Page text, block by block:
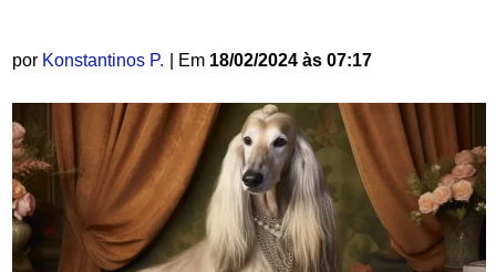
por Konstantinos P. | Em 18/02/2024 às 07:17